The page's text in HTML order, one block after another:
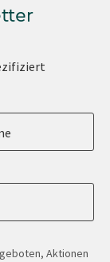
Aktionen